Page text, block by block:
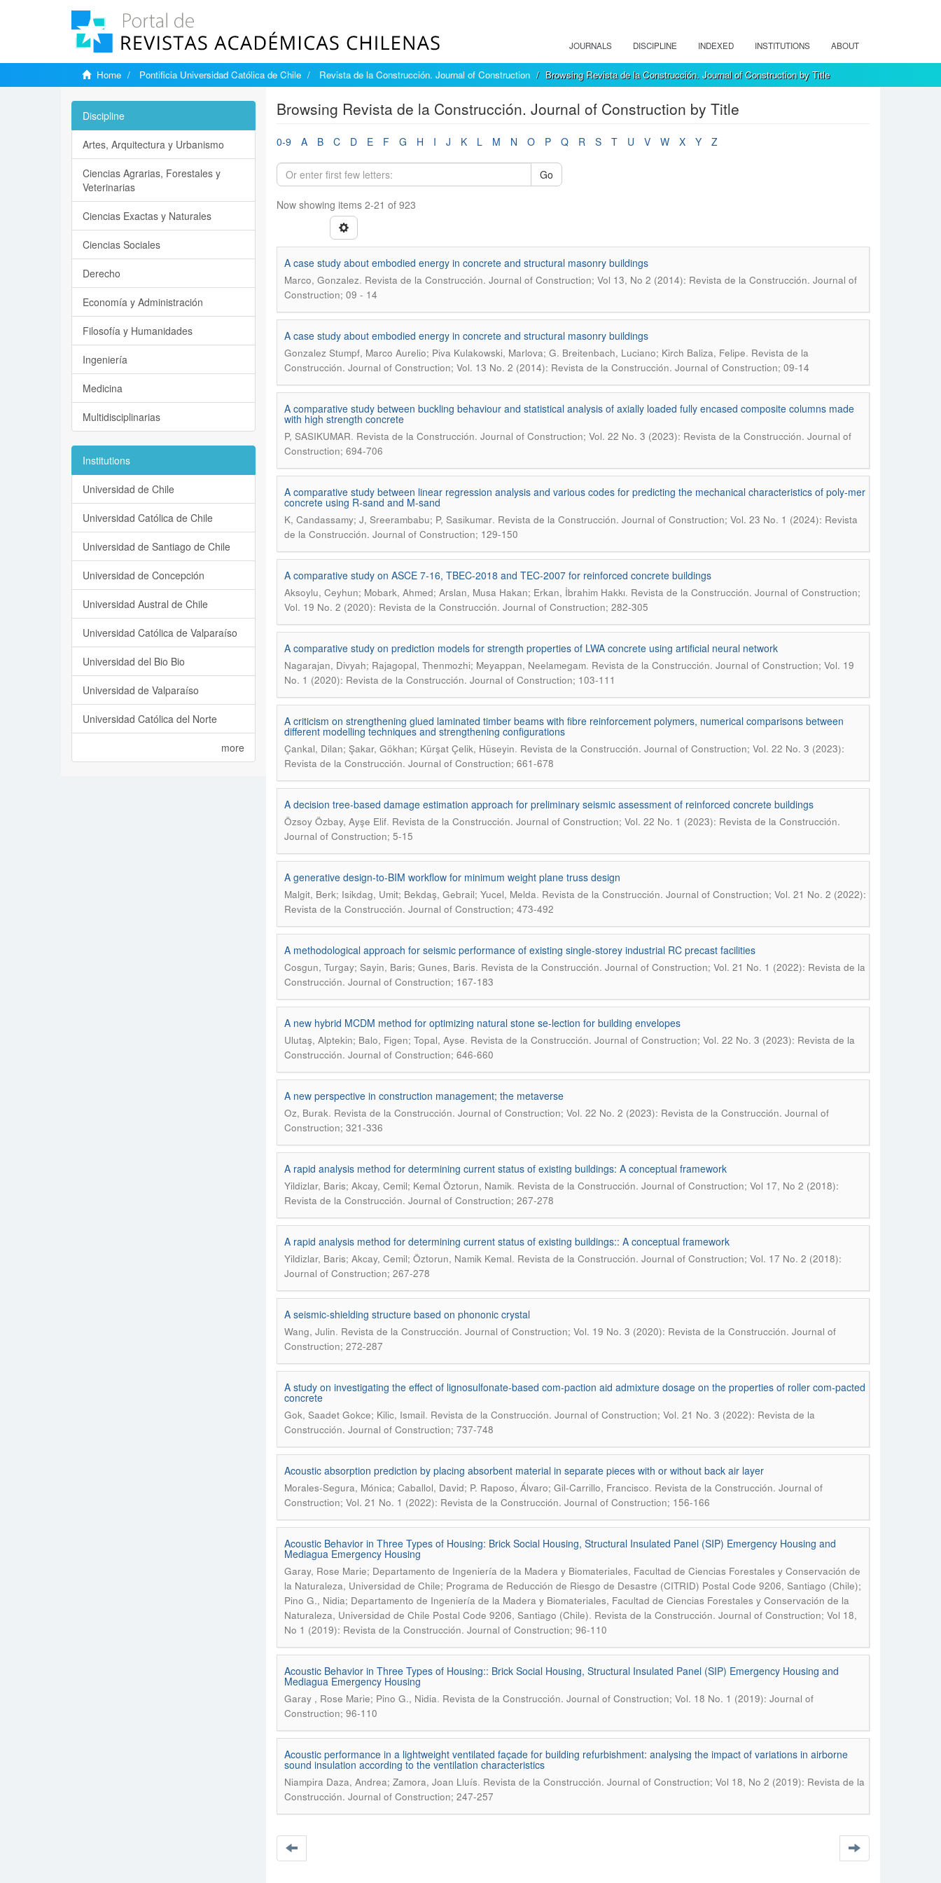
JOURNALS DISCIPLINE INDEXED INSTITUTIONS ABOUT
Home Pontificia Universidad Católica de Chile Revista de la Construcción. Journal of Construction Browsing Revista de la Construcción. Journal of Construction by Title
Browsing Revista de la Construcción. Journal of Construction by Title
0-9 A B C D E F G H I J K L M N O P Q R S T U V W X Y Z
Go
Now showing items 2-21 of 923
A case study about embodied energy in concrete and structural masonry buildings
Marco, Gonzalez. Revista de la Construcción. Journal of Construction; Vol 13, No 2 (2014): Revista de la Construcción. Journal of
Construction; 09 - 14
A case study about embodied energy in concrete and structural masonry buildings
Gonzalez Stumpf, Marco Aurelio; Piva Kulakowski, Marlova; G. Breitenbach, Luciano; Kirch Baliza, Felipe. Revista de la
Construcción. Journal of Construction; Vol. 13 No. 2 (2014): Revista de la Construcción. Journal of Construction; 09-14
A comparative study between buckling behaviour and statistical analysis of axially loaded fully encased composite columns made
with high strength concrete
P, SASIKUMAR. Revista de la Construcción. Journal of Construction; Vol. 22 No. 3 (2023): Revista de la Construcción. Journal of
Construction; 694-706
A comparative study between linear regression analysis and various codes for predicting the mechanical characteristics of poly-mer
concrete using R-sand and M-sand
K, Candassamy; J, Sreerambabu; P, Sasikumar. Revista de la Construcción. Journal of Construction; Vol. 23 No. 1 (2024): Revista
de la Construcción. Journal of Construction; 129-150
A comparative study on ASCE 7-16, TBEC-2018 and TEC-2007 for reinforced concrete buildings
Aksoylu, Ceyhun; Mobark, Ahmed; Arslan, Musa Hakan; Erkan, İbrahim Hakkı. Revista de la Construcción. Journal of Construction;
Vol. 19 No. 2 (2020): Revista de la Construcción. Journal of Construction; 282-305
A comparative study on prediction models for strength properties of LWA concrete using artificial neural network
Nagarajan, Divyah; Rajagopal, Thenmozhi; Meyappan, Neelamegam. Revista de la Construcción. Journal of Construction; Vol. 19
No. 1 (2020): Revista de la Construcción. Journal of Construction; 103-111
A criticism on strengthening glued laminated timber beams with fibre reinforcement polymers, numerical comparisons between
different modelling techniques and strengthening configurations
Çankal, Dilan; Şakar, Gökhan; Kürşat Çelik, Hüseyin. Revista de la Construcción. Journal of Construction; Vol. 22 No. 3 (2023):
Revista de la Construcción. Journal of Construction; 661-678
A decision tree-based damage estimation approach for preliminary seismic assessment of reinforced concrete buildings
Özsoy Özbay, Ayşe Elif. Revista de la Construcción. Journal of Construction; Vol. 22 No. 1 (2023): Revista de la Construcción.
Journal of Construction; 5-15
A generative design-to-BIM workflow for minimum weight plane truss design
Malgit, Berk; Isikdag, Umit; Bekdaş, Gebrail; Yucel, Melda. Revista de la Construcción. Journal of Construction; Vol. 21 No. 2 (2022):
Revista de la Construcción. Journal of Construction; 473-492
A methodological approach for seismic performance of existing single-storey industrial RC precast facilities
Cosgun, Turgay; Sayin, Baris; Gunes, Baris. Revista de la Construcción. Journal of Construction; Vol. 21 No. 1 (2022): Revista de la
Construcción. Journal of Construction; 167-183
A new hybrid MCDM method for optimizing natural stone se-lection for building envelopes
Ulutaş, Alptekin; Balo, Figen; Topal, Ayse. Revista de la Construcción. Journal of Construction; Vol. 22 No. 3 (2023): Revista de la
Construcción. Journal of Construction; 646-660
A new perspective in construction management; the metaverse
Oz, Burak. Revista de la Construcción. Journal of Construction; Vol. 22 No. 2 (2023): Revista de la Construcción. Journal of
Construction; 321-336
A rapid analysis method for determining current status of existing buildings: A conceptual framework
Yildizlar, Baris; Akcay, Cemil; Kemal Öztorun, Namik. Revista de la Construcción. Journal of Construction; Vol 17, No 2 (2018):
Revista de la Construcción. Journal of Construction; 267-278
A rapid analysis method for determining current status of existing buildings:: A conceptual framework
Yildizlar, Baris; Akcay, Cemil; Öztorun, Namik Kemal. Revista de la Construcción. Journal of Construction; Vol. 17 No. 2 (2018):
Journal of Construction; 267-278
A seismic-shielding structure based on phononic crystal
Wang, Julin. Revista de la Construcción. Journal of Construction; Vol. 19 No. 3 (2020): Revista de la Construcción. Journal of
Construction; 272-287
A study on investigating the effect of lignosulfonate-based com-paction aid admixture dosage on the properties of roller com-pacted
concrete
Gok, Saadet Gokce; Kilic, Ismail. Revista de la Construcción. Journal of Construction; Vol. 21 No. 3 (2022): Revista de la
Construcción. Journal of Construction; 737-748
Acoustic absorption prediction by placing absorbent material in separate pieces with or without back air layer
Morales-Segura, Mónica; Caballol, David; P. Raposo, Álvaro; Gil-Carrillo, Francisco. Revista de la Construcción. Journal of
Construction; Vol. 21 No. 1 (2022): Revista de la Construcción. Journal of Construction; 156-166
Acoustic Behavior in Three Types of Housing: Brick Social Housing, Structural Insulated Panel (SIP) Emergency Housing and
Mediagua Emergency Housing
Garay, Rose Marie; Departamento de Ingeniería de la Madera y Biomateriales, Facultad de Ciencias Forestales y Conservación de
la Naturaleza, Universidad de Chile; Programa de Reducción de Riesgo de Desastre (CITRID) Postal Code 9206, Santiago (Chile);
Pino G., Nidia; Departamento de Ingeniería de la Madera y Biomateriales, Facultad de Ciencias Forestales y Conservación de la
Naturaleza, Universidad de Chile Postal Code 9206, Santiago (Chile). Revista de la Construcción. Journal of Construction; Vol 18,
No 1 (2019): Revista de la Construcción. Journal of Construction; 96-110
Acoustic Behavior in Three Types of Housing:: Brick Social Housing, Structural Insulated Panel (SIP) Emergency Housing and
Mediagua Emergency Housing
Garay , Rose Marie; Pino G., Nidia. Revista de la Construcción. Journal of Construction; Vol. 18 No. 1 (2019): Journal of
Construction; 96-110
Acoustic performance in a lightweight ventilated façade for building refurbishment: analysing the impact of variations in airborne
sound insulation according to the ventilation characteristics
Niampira Daza, Andrea; Zamora, Joan Lluís. Revista de la Construcción. Journal of Construction; Vol 18, No 2 (2019): Revista de la
Construcción. Journal of Construction; 247-257
Discipline
Artes, Arquitectura y Urbanismo
Ciencias Agrarias, Forestales y
Veterinarias
Ciencias Exactas y Naturales
Ciencias Sociales
Derecho
Economía y Administración
Filosofía y Humanidades
Ingeniería
Medicina
Multidisciplinarias
Institutions
Universidad de Chile
Universidad Católica de Chile
Universidad de Santiago de Chile
Universidad de Concepción
Universidad Austral de Chile
Universidad Católica de Valparaíso
Universidad del Bio Bio
Universidad de Valparaíso
Universidad Católica del Norte
more